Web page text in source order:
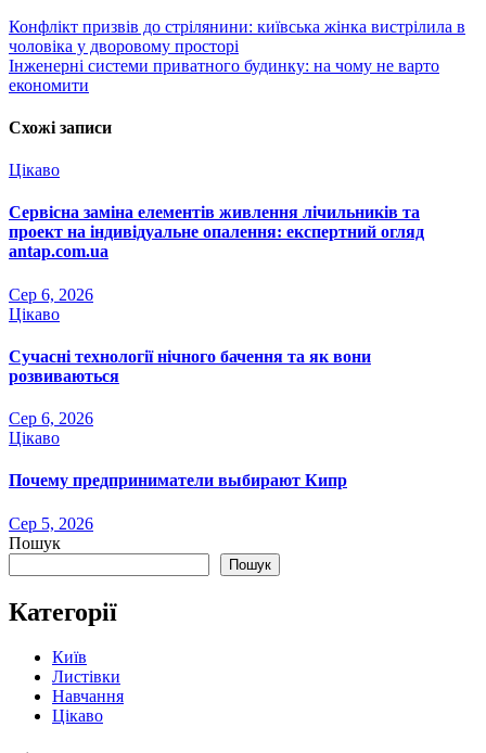
Навігація
записів
Конфлікт призвів до стрілянини: київська жінка вистрілила в
чоловіка у дворовому просторі
Інженерні системи приватного будинку: на чому не варто
економити
Схожі записи
Цікаво
Сервісна заміна елементів живлення лічильників та
проект на індивідуальне опалення: експертний огляд
antap.com.ua
Сер 6, 2026
Цікаво
Сучасні технології нічного бачення та як вони
розвиваються
Сер 6, 2026
Цікаво
Почему предприниматели выбирают Кипр
Сер 5, 2026
Пошук
Пошук
Категорії
Київ
Листівки
Навчання
Цікаво